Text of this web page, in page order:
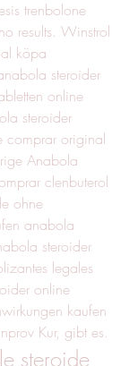
trenbolone
results. Winstrol
köpa
steroider
online
steroider
comprar original
Anabola
clenbuterol
ohne
anabola
steroider
legales
online
kaufen
steroide